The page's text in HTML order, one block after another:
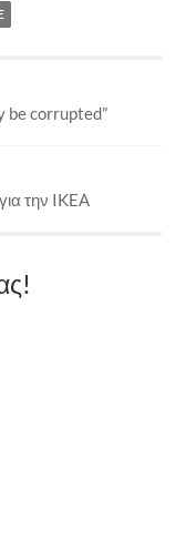
be corrupted”
την IKEA